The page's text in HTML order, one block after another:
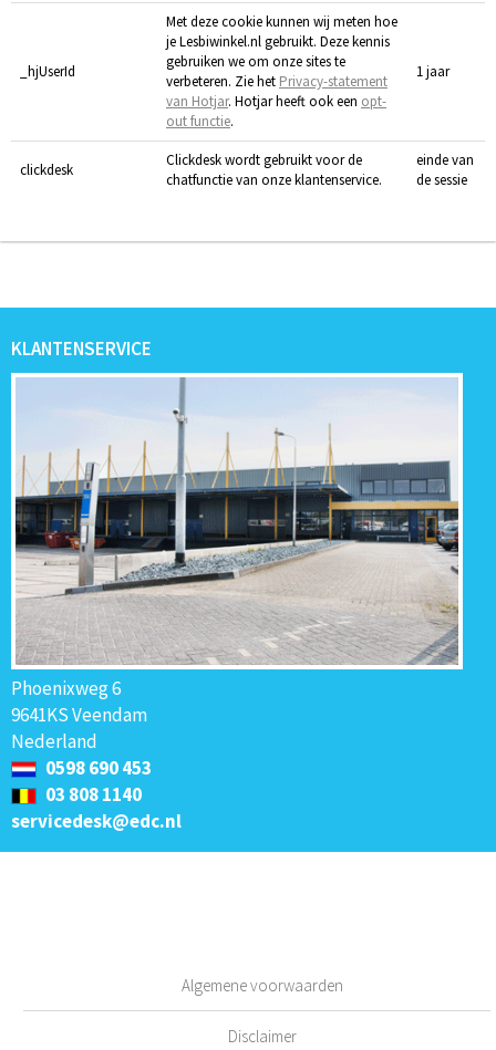
_hjUserId
Met deze cookie kunnen wij meten hoe
je Lesbiwinkel.nl gebruikt. Deze kennis
gebruiken we om onze sites te
verbeteren. Zie het Privacy-statement
van Hotjar. Hotjar heeft ook een opt-
out functie.
1 jaar
clickdesk
Clickdesk wordt gebruikt voor de
chatfunctie van onze klantenservice.
einde van
de sessie
KLANTENSERVICE
Phoenixweg 6
9641KS Veendam
Nederland
0598 690 453
03 808 1140
servicedesk@edc.nl
Algemene voorwaarden
Disclaimer